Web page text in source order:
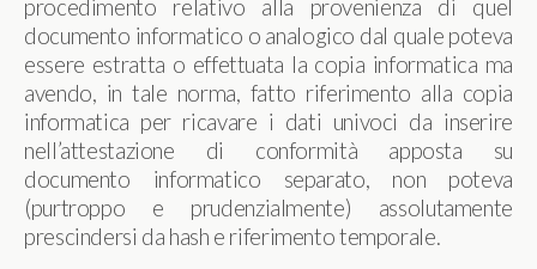
procedimento relativo alla provenienza di quel
documento informatico o analogico dal quale poteva
essere estratta o effettuata la copia informatica ma
avendo, in tale norma, fatto riferimento alla copia
informatica per ricavare i dati univoci da inserire
nell’attestazione di conformità apposta su
documento informatico separato, non poteva
(purtroppo e prudenzialmente) assolutamente
prescindersi da hash e riferimento temporale.